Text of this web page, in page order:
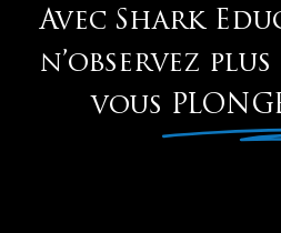
Avec Shark
n’observez
vous